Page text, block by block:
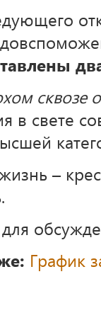
сквозе
в свете
–
График